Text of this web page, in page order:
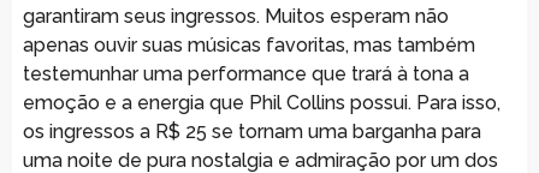
garantiram seus ingressos. Muitos esperam não
apenas ouvir suas músicas favoritas, mas também
testemunhar uma performance que trará à tona a
emoção e a energia que Phil Collins possui. Para isso,
os ingressos a R$ 25 se tornam uma barganha para
uma noite de pura nostalgia e admiração por um dos